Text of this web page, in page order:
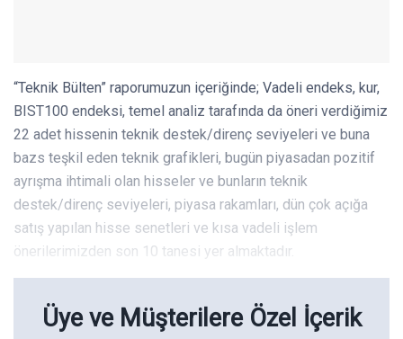
“Teknik Bülten” raporumuzun içeriğinde; Vadeli endeks, kur,
BIST100 endeksi, temel analiz tarafında da öneri verdiğimiz
22 adet hissenin teknik destek/direnç seviyeleri ve buna
bazs teşkil eden teknik grafikleri, bugün piyasadan pozitif
ayrışma ihtimali olan hisseler ve bunların teknik
destek/direnç seviyeleri, piyasa rakamları, dün çok açığa
satış yapılan hisse senetleri ve kısa vadeli işlem
önerilerimizden son 10 tanesi yer almaktadır.
Üye ve Müşterilere Özel İçerik